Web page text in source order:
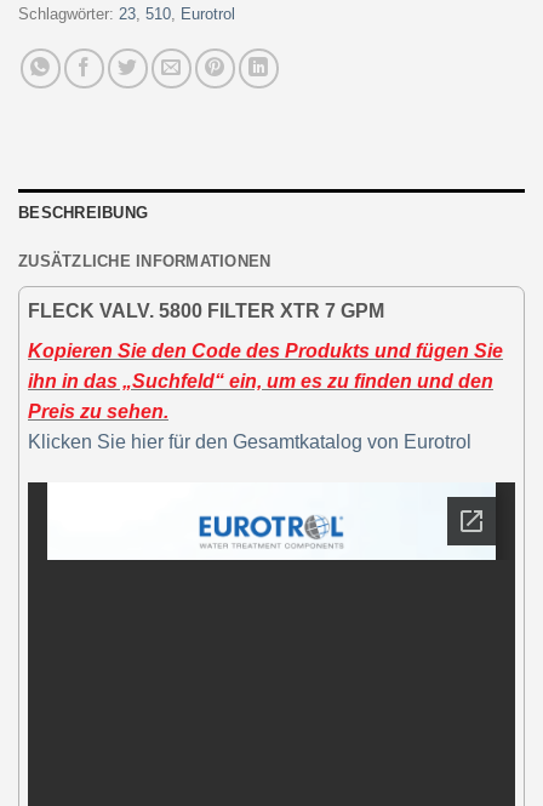
Schlagwörter: 23, 510, Eurotrol
BESCHREIBUNG
ZUSÄTZLICHE INFORMATIONEN
FLECK VALV. 5800 FILTER XTR 7 GPM
Kopieren Sie den Code des Produkts und fügen Sie
ihn in das „Suchfeld“ ein, um es zu finden und den
Preis zu sehen.
Klicken Sie hier für den Gesamtkatalog von Eurotrol